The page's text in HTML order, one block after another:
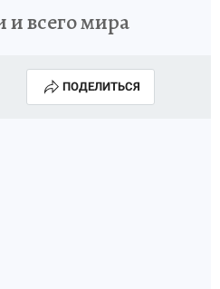
и всего мира
ПОДЕЛИТЬСЯ